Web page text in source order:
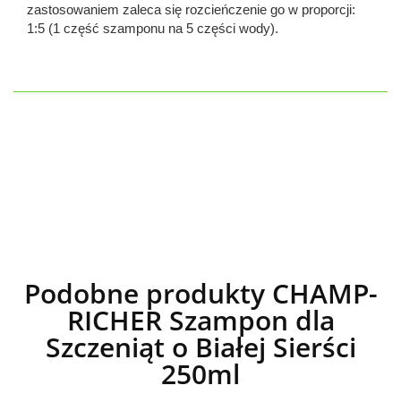
zastosowaniem zaleca się rozcieńczenie go w proporcji:
1:5 (1 część szamponu na 5 części wody).
Podobne produkty CHAMP-
RICHER Szampon dla
Szczeniąt o Białej Sierści
250ml